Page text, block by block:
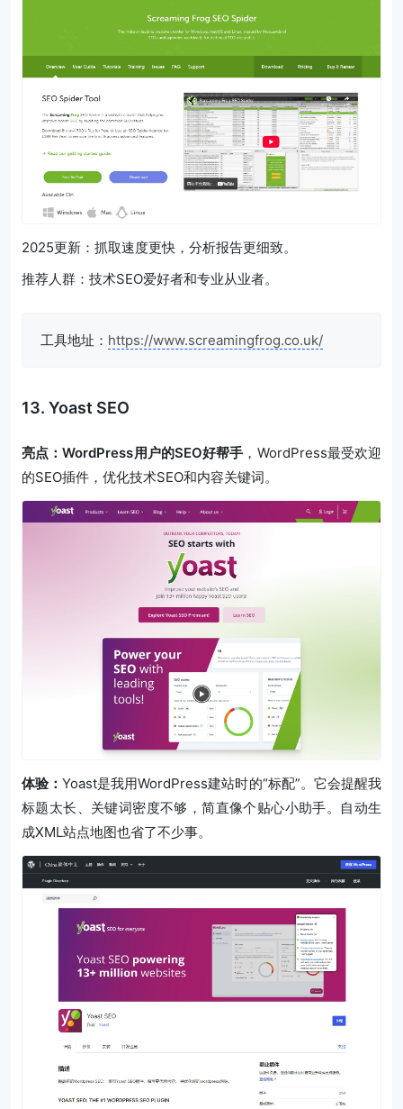
2025更新：抓取速度更快，分析报告更细致。
推荐人群：技术SEO爱好者和专业从业者。
工具地址： https://www.screamingfrog.co.uk/
13. Yoast SEO
亮点：WordPress用户的SEO好帮手 ，WordPress最受欢迎
的SEO插件，优化技术SEO和内容关键词。
体验：Yoast是我用WordPress建站时的“标配”。它会提醒我
标题太长、关键词密度不够，简直像个贴心小助手。自动生
成XML站点地图也省了不少事。